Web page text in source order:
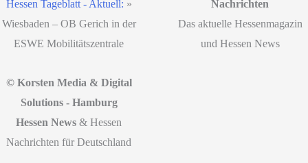
Hessen Tageblatt - Aktuell: »
Wiesbaden – OB Gerich in der
ESWE Mobilitätszentrale
Nachrichten
Das aktuelle Hessenmagazin
und Hessen News
© Korsten Media & Digital
Solutions - Hamburg
Hessen News & Hessen
Nachrichten für Deutschland